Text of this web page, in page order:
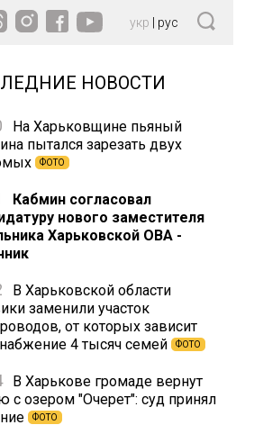
укр рус
НОВОСТИ
На Харьковщине пьяный
пытался зарезать двух
ФОТО
Кабмин согласовал
нового заместителя
Харьковской ОВА -
В Харьковской области
заменили участок
от которых зависит
4 тысяч семей
ФОТО
В Харькове громаде вернут
с озером "Очерет": суд принял
ФОТО